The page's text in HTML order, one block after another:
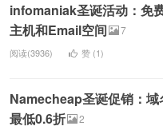
infomaniak圣诞活动：免
主机和Email空间
7
阅读(3936) 赞 (1)
Namecheap圣诞促销：
最低0.6折
2